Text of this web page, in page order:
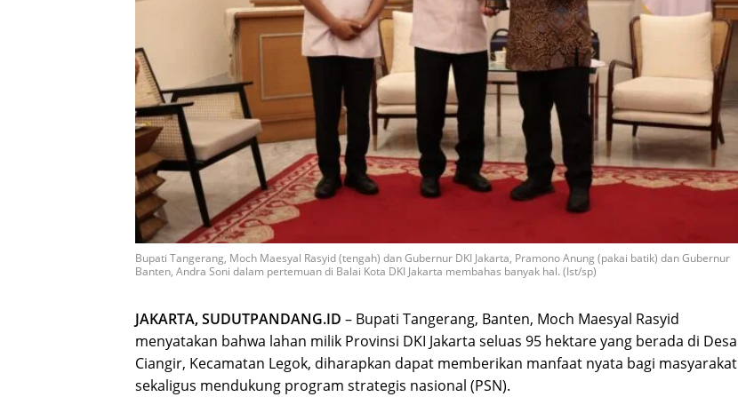
Bupati Tangerang, Moch Maesyal Rasyid (tengah) dan Gubernur DKI Jakarta, Pramono Anung (pakai batik) dan Gubernur
Banten, Andra Soni dalam pertemuan di Balai Kota DKI Jakarta membahas banyak hal. (Ist/sp)
JAKARTA, SUDUTPANDANG.ID – Bupati Tangerang, Banten, Moch Maesyal Rasyid
menyatakan bahwa lahan milik Provinsi DKI Jakarta seluas 95 hektare yang berada di Desa
Ciangir, Kecamatan Legok, diharapkan dapat memberikan manfaat nyata bagi masyarakat
sekaligus mendukung program strategis nasional (PSN).